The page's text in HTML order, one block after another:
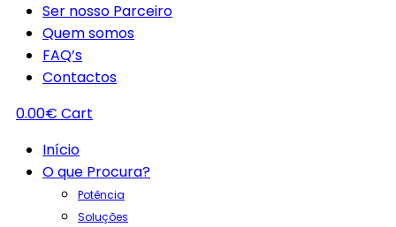
Ser nosso Parceiro
Quem somos
FAQ’s
Contactos
0.00€ Cart
Início
O que Procura?
Potência
Soluções